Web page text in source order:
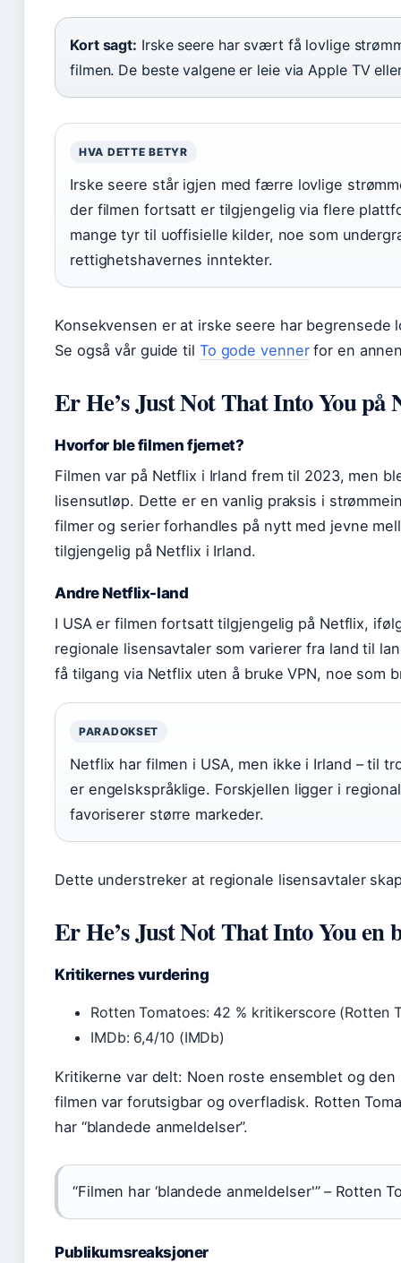
Kort sagt: Irske seere har svært få lovlige
filmen. De beste valgene er leie via Apple TV
HVA DETTE BETYR
Irske seere står igjen med færre lovlige
der filmen fortsatt er tilgjengelig via flere
mange tyr til uoffisielle kilder, noe som
rettighetshavernes inntekter.
Konsekvensen er at irske seere har begrensede
Se også vår guide til To gode vennerfor en
Er He’s Just Not That Into You på
Hvorfor ble filmen fjernet?
Filmen var på Netflix i Irland frem til 2023, men
lisensutløp. Dette er en vanlig praksis i
filmer og serier forhandles på nytt med jevne
tilgjengelig på Netflix i Irland.
Andre Netflix-land
I USA er filmen fortsatt tilgjengelig på Netflix,
regionale lisensavtaler som varierer fra land til
få tilgang via Netflix uten å bruke VPN, noe som
PARADOKSET
Netflix har filmen i USA, men ikke i Irland – til
er engelskspråklige. Forskjellen ligger i
favoriserer større markeder.
Dette understreker at regionale lisensavtaler
Er He’s Just Not That Into You en
Kritikernes vurdering
Rotten Tomatoes: 42 % kritikerscore (Rotten
IMDb: 6,4/10 (IMDb)
Kritikerne var delt: Noen roste ensemblet og
filmen var forutsigbar og overfladisk. Rotten
har “blandede anmeldelser”.
“Filmen har ‘blandede anmeldelser'” – Rotten
Publikumsreaksjoner